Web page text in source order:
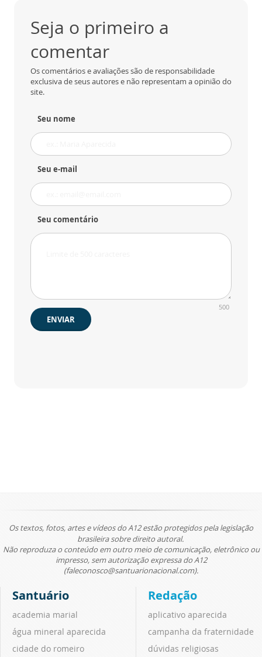
Seja o primeiro a
comentar
Os comentários e avaliações são de responsabilidade
exclusiva de seus autores e não representam a opinião do
site.
Seu nome
Seu e-mail
Seu comentário
500
ENVIAR
Os textos, fotos, artes e vídeos do A12 estão protegidos pela legislação
brasileira sobre direito autoral.
Não reproduza o conteúdo em outro meio de comunicação, eletrônico ou
impresso, sem autorização expressa do A12
(faleconosco@santuarionacional.com).
Santuário
academia marial
água mineral aparecida
cidade do romeiro
Redação
aplicativo aparecida
campanha da fraternidade
dúvidas religiosas